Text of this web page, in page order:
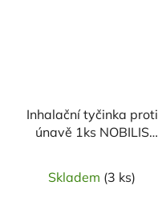
Inhalační tyčinka proti
únavě 1ks NOBILIS
Skladem (3 ks)